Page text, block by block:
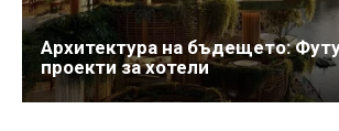
Архитектура на бъдещето:
проекти за хотели